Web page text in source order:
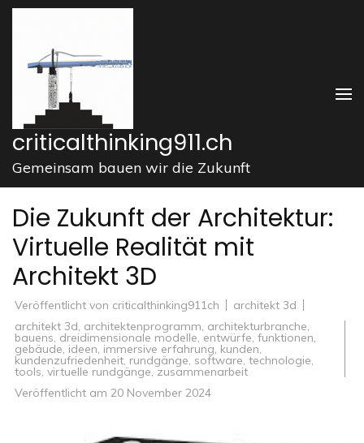
Zum
springen
drücken)
criticalthinking911.ch
Gemeinsam bauen wir die Zukunft
Die Zukunft der Architektur:
Virtuelle Realität mit
Architekt 3D
Veröffentlicht von criticalthinking911ch
architekt 3d
architekt 3d, architektenprogramm, architekturbranche,
bauens, dreidimensionale modelle, entwürfe, funktionen,
gebäude, ideen, immersive erfahrung, kunden,
kundenzufriedenheit, rundgänge, software, technologie,
tools, virtuelle rundgänge,zusammenarbeit
Veröffentlicht am 20 November 2024